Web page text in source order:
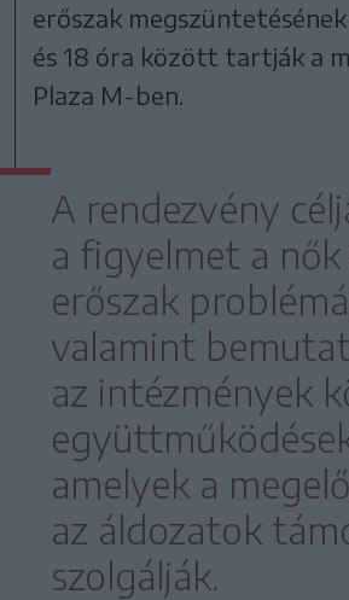
erőszak
és 18 óra között tartják a
Plaza M-ben.
A rendezvény
a figyelmet a nők
erőszak
valamint
az intézmények
amelyek a
az áldozatok
szolgálják.